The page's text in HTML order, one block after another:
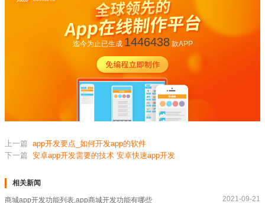
迄今为止已生成 1446438款APP
上一篇 app开发要点_如何开发app的软件
下一篇 安卓app开发需要的技术 安卓快速app开发
相关新闻
商城app开发功能列表,app商城开发功能有哪些 2021-09-21